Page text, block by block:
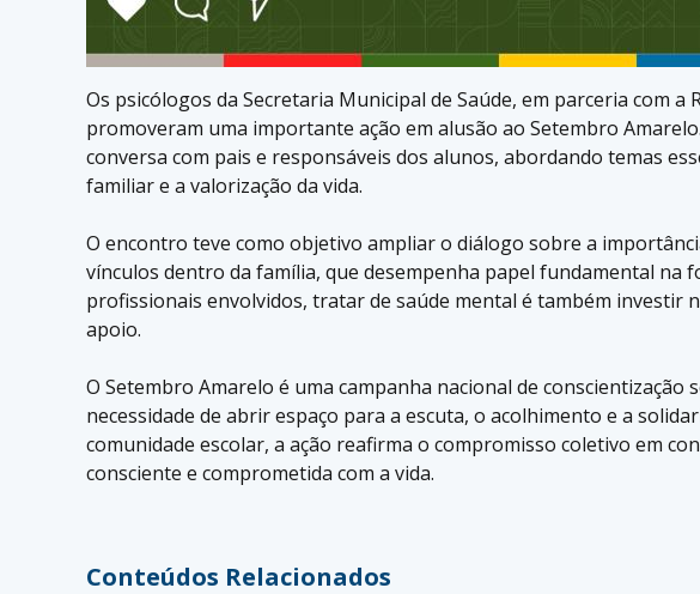
Os psicólogos da Secretaria Municipal de Saúde, em parceria com a
promoveram uma importante ação em alusão ao Setembro
conversa com pais e responsáveis dos alunos, abordando temas
familiar e a valorização da vida.
O encontro teve como objetivo ampliar o diálogo sobre a
vínculos dentro da família, que desempenha papel fundamental na
profissionais envolvidos, tratar de saúde mental é também investir
apoio.
O Setembro Amarelo é uma campanha nacional de
necessidade de abrir espaço para a escuta, o acolhimento e a
comunidade escolar, a ação reafirma o compromisso coletivo em
consciente e comprometida com a vida.
Conteúdos Relacionados